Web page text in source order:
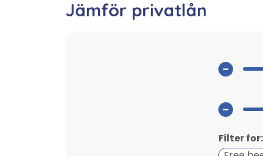
Jämför privatlån
Filter for: